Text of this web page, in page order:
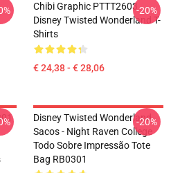
Chibi Graphic PTTT2603
Disney Twisted Wonderland T-
Shirts
€ 24,38 - € 28,06
-20%
Disney Twisted Wonderland
Sacos - Night Raven College
Todo Sobre Impressão Tote
Bag RB0301
-20%